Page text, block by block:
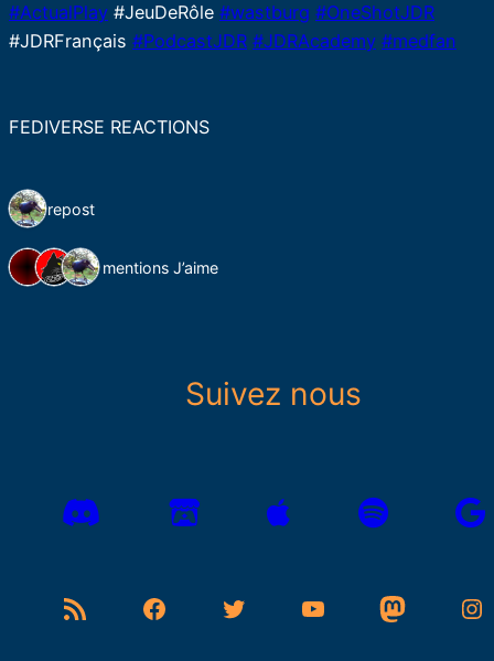
#ActualPlay #JeuDeRôle #wastburg #OneShotJDR
#JDRFrançais #PodcastJDR #JDRAcademy #medfan
FEDIVERSE REACTIONS
1 repost
3 mentions J’aime
Suivez nous
Flux RSS Facebook Twitter YouTube Mastodon Instagram